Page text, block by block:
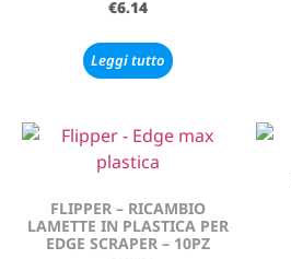
€6.14
Leggi tutto
FLIPPER – RICAMBIO
LAMETTE IN PLASTICA PER
EDGE SCRAPER – 10PZ